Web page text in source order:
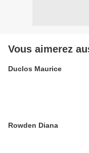
Vous aimerez
Duclos Maurice
Rowden Diana